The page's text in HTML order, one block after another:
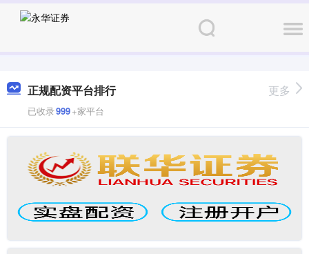
正规配资平台排行
已收录999+家平台
更多